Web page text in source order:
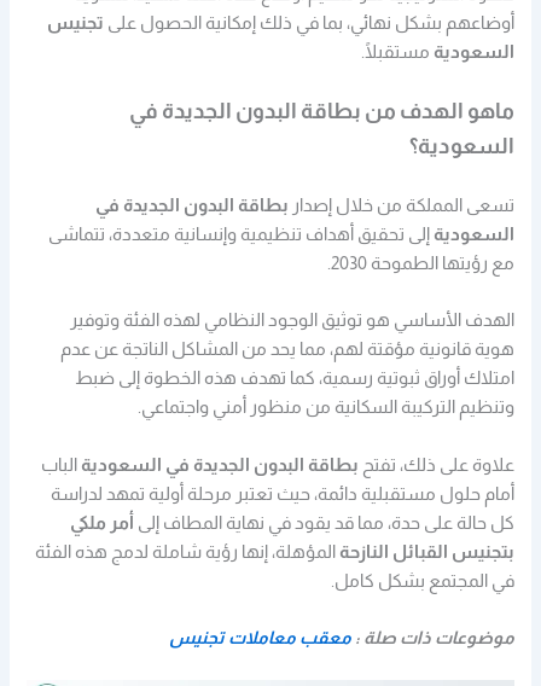
أوضاعهم بشكل نهائي، بما في ذلك إمكانية الحصول على تجنيس
السعودية مستقبلًا.
ماهو الهدف من بطاقة البدون الجديدة في
السعودية؟
تسعى المملكة من خلال إصدار بطاقة البدون الجديدة في
السعودية إلى تحقيق أهداف تنظيمية وإنسانية متعددة، تتماشى
مع رؤيتها الطموحة 2030.
الهدف الأساسي هو توثيق الوجود النظامي لهذه الفئة وتوفير
هوية قانونية مؤقتة لهم، مما يحد من المشاكل الناتجة عن عدم
امتلاك أوراق ثبوتية رسمية، كما تهدف هذه الخطوة إلى ضبط
وتنظيم التركيبة السكانية من منظور أمني واجتماعي.
علاوة على ذلك، تفتح بطاقة البدون الجديدة في السعودية الباب
أمام حلول مستقبلية دائمة، حيث تعتبر مرحلة أولية تمهد لدراسة
كل حالة على حدة، مما قد يقود في نهاية المطاف إلى أمر ملكي
بتجنيس القبائل النازحة المؤهلة، إنها رؤية شاملة لدمج هذه الفئة
في المجتمع بشكل كامل.
موضوعات ذات صلة :معقب معاملات تجنيس